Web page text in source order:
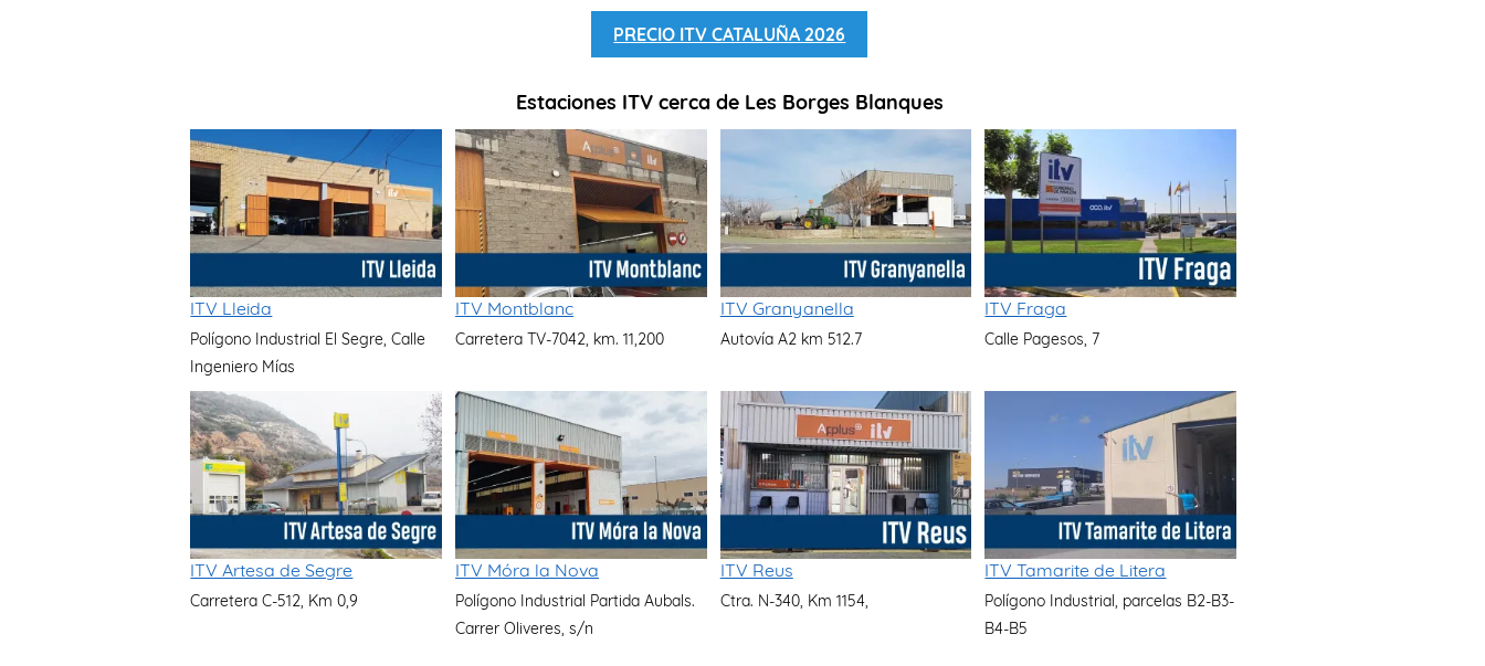
PRECIO ITV CATALUÑA 2026
Estaciones ITV cerca de Les Borges Blanques
ITV Lleida
Polígono Industrial El Segre, Calle
Ingeniero Mías
ITV Montblanc
Carretera TV-7042, km. 11,200
ITV Granyanella
Autovía A2 km 512.7
ITV Fraga
Calle Pagesos, 7
ITV Artesa de Segre
Carretera C-512, Km 0,9
ITV Móra la Nova
Polígono Industrial Partida Aubals.
Carrer Oliveres, s/n
ITV Reus
Ctra. N-340, Km 1154,
ITV Tamarite de Litera
Polígono Industrial, parcelas B2-B3-
B4-B5